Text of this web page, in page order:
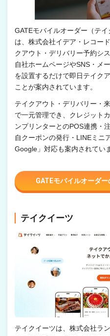
GATEモバイルオーダー（テイ
は、株式会社イデア・レコー
クアウト・デリバリー予約シ
自社ホームページやSNS・メ
を設置するだけで即日テイク
ことが案内されています。
テイクアウト・デリバリー・
で一元管理でき、クレジット
ンプリンターとのPOS連携・
自クーポンの発行・LINEミニ
Google」対応も案内されてい
GATEモバイルオーダ
テイクイーツ
テイクイーツは、株式会社ラ